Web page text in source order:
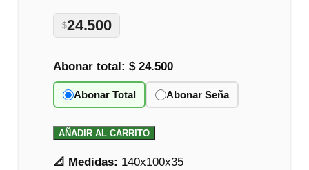
$24.500
Abonar total:$ 24.500
Abonar Total Abonar Seña
AÑADIR AL CARRITO
📐 Medidas: 140x100x35